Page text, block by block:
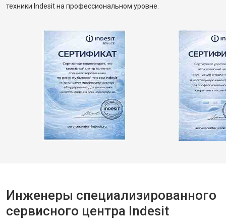
техники Indesit на профессиональном уровне.
Инженеры специализированного
сервисного центра Indesit